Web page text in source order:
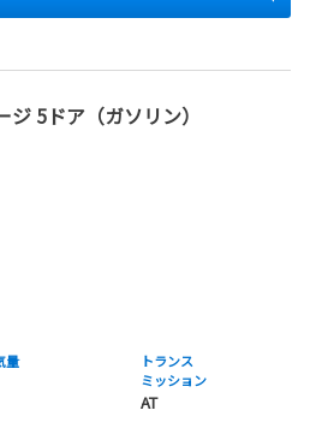
5ドア（ガソリン）
量
トランス
ミッション
AT